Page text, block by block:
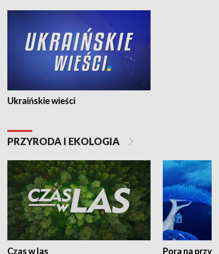
Ukraińskie wieści
PRZYRODA I EKOLOGIA
Czas w las Pora na